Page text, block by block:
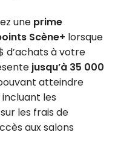
une prime
Scène+ lorsque
d’achats à votre
jusqu’à 35 000
atteindre
incluant les
les frais de
aux salons